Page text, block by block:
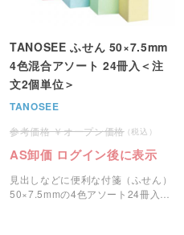
TANOSEE ふせん 50×7.5mm
4色混合アソート 24冊入＜注
文2個単位＞
TANOSEE
オープン価格
AS卸価 ログイン後に表示
見出しなどに便利な付箋（ふせん）
50×7.5mmの4色アソート24冊入り